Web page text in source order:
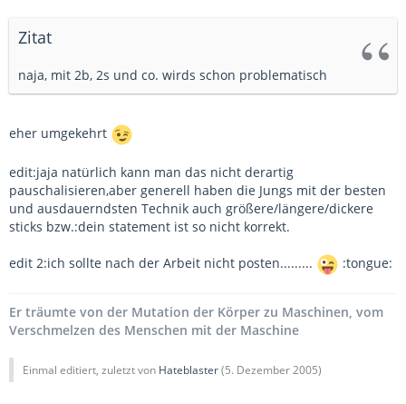
Zitat
naja, mit 2b, 2s und co. wirds schon problematisch
eher umgekehrt
edit:jaja natürlich kann man das nicht derartig
pauschalisieren,aber generell haben die Jungs mit der besten
und ausdauerndsten Technik auch größere/längere/dickere
sticks bzw.:dein statement ist so nicht korrekt.
edit 2:ich sollte nach der Arbeit nicht posten......... :tongue:
Er träumte von der Mutation der Körper zu Maschinen, vom
Verschmelzen des Menschen mit der Maschine
Einmal editiert, zuletzt von Hateblaster(5. Dezember 2005)